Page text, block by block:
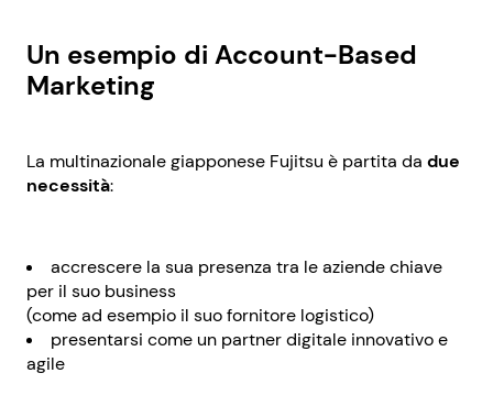
Un esempio di Account-Based
Marketing
La multinazionale giapponese Fujitsu è partita da due
necessità:
accrescere la sua presenza tra le aziende chiave
per il suo business
(come ad esempio il suo fornitore logistico)
presentarsi come un partner digitale innovativo e
agile